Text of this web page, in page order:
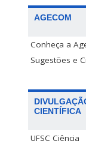
AGECOM
Conheça a
Sugestões e
CIENTÍFICA
UFSC Ciência